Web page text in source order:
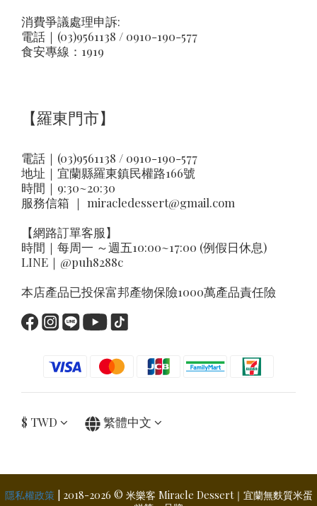
消費爭議處理申訴:
電話｜(03)9561138 / 0910-190-577
食安專線：1919
【羅東門市】
電話｜(03)9561138 / 0910-190-577
地址｜ 宜蘭縣羅東鎮民權路166號
時間｜9:30~20:30
服務信箱 ｜ miracledessert@gmail.com
【網路訂單客服】
時間｜每周一 ～週五10:00~17:00 (例假日休息)
LINE｜ @puh8288c
本店產品已投保富邦產物保險1000萬產品責任險
$ TWD 繁體中文
隱私權政策| 2018-2026 © 米樂客 Miracle Dessert｜宜蘭無麩質米蛋